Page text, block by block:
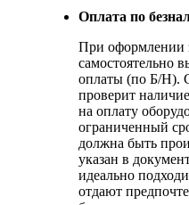
Оплата по
При оформлении
самостоятельно
оплаты (по Б/Н).
проверит
на оплату
ограниченный
должна быть
указан в
идеально
отдают